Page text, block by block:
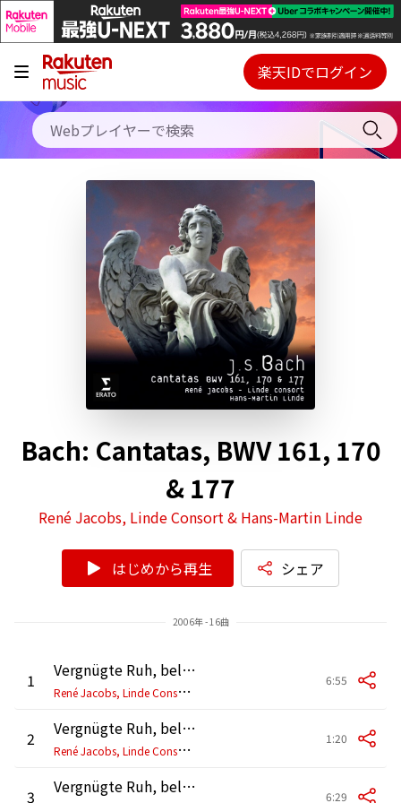
キャンペーン
料金プラン
使い方
初回30日間無料お試し
Webプレイヤー
ご契約内容の確認・変更
楽天IDでログイン
Bach: Cantatas, BWV 161, 170
& 177
René Jacobs, Linde Consort & Hans-Martin Linde
はじめから再生 シェア
2006年 - 16曲
1
Vergnügte Ruh, beliebte Seelenlust, BWV 170: No. 1, Aria. "Vergnügte Ruh beliebte Seelenlust"
R
ené Jacobs, Linde Consort & Hans-Martin Linde
6:55
2
Vergnügte Ruh, beliebte Seelenlust, BWV 170: No. 2, Rezitativ. "Die Welt, das Sündenhaus"
R
ené Jacobs, Linde Consort & Hans-Martin Linde
1:20
3
Vergnügte Ruh, beliebte Seelenlust, BWV 170: No. 3, Aria. "Wie jammern mich doch die verkehrten Herzen"
6:29